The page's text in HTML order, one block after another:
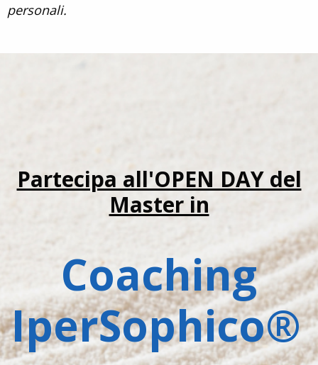
personali.
Partecipa all'OPEN DAY del
Master in
Coaching
IperSophico®